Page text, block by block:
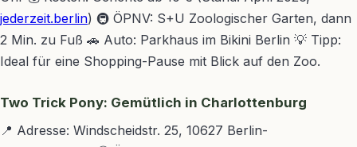
jederzeit.berlin) 🚇 ÖPNV: S+U Zoologischer Garten, dann
2 Min. zu Fuß 🚗 Auto: Parkhaus im Bikini Berlin 💡 Tipp:
Ideal für eine Shopping-Pause mit Blick auf den Zoo.
Two Trick Pony: Gemütlich in Charlottenburg
📍 Adresse: Windscheidstr. 25, 10627 Berlin-